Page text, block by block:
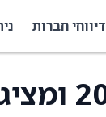
דיווחי חברות
ניקסי מעדכנת